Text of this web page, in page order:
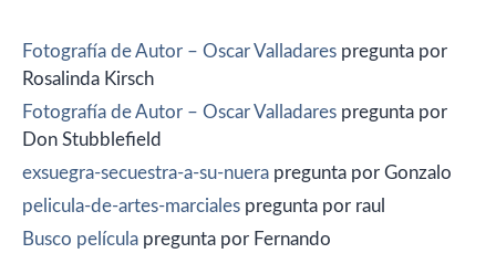
Fotografía de Autor – Oscar Valladares pregunta por
Rosalinda Kirsch
Fotografía de Autor – Oscar Valladares pregunta por
Don Stubblefield
exsuegra-secuestra-a-su-nuera pregunta por Gonzalo
pelicula-de-artes-marciales pregunta por raul
Busco película pregunta por Fernando